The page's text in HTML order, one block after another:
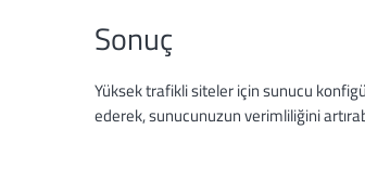
Sonuç
Yüksek trafikli siteler için sunucu
ederek, sunucunuzun verimliliğini